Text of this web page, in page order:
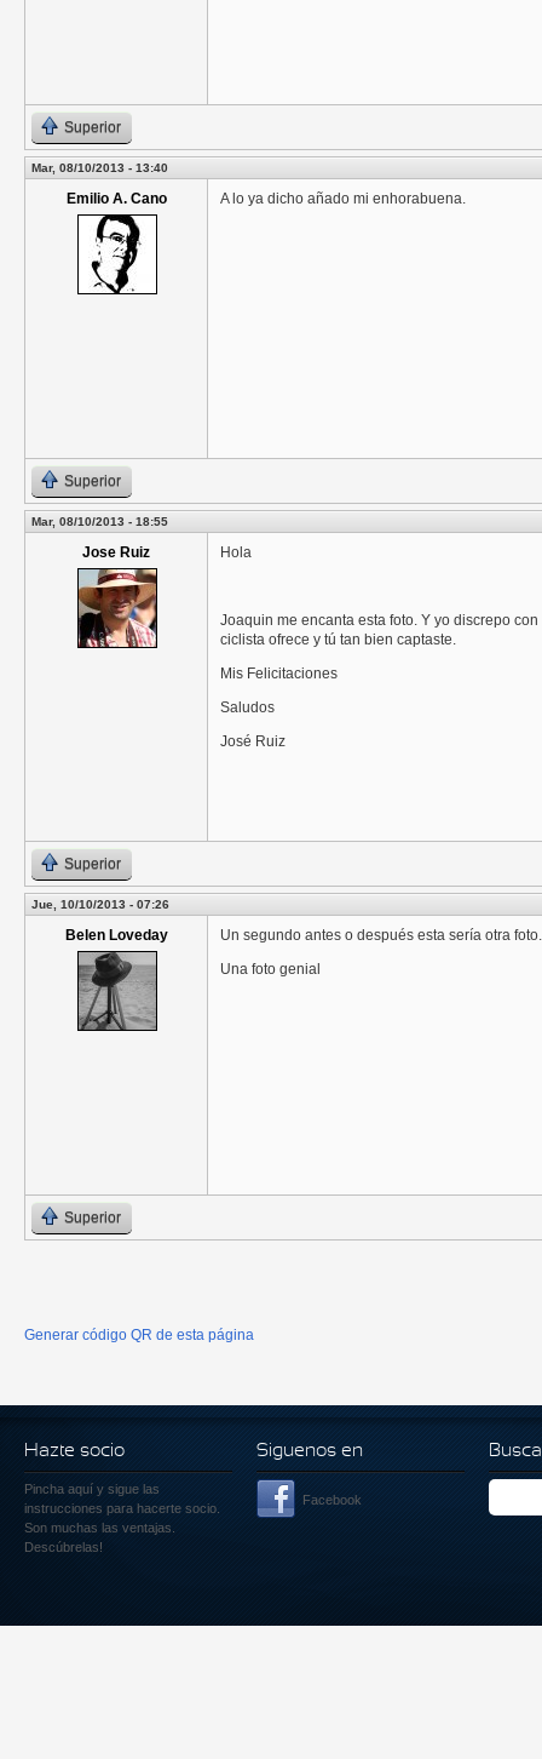
Superior
Mar, 08/10/2013 - 13:40
Emilio A. Cano A lo ya dicho añado mi enhorabuena.
Superior
Mar, 08/10/2013 - 18:55
Jose Ruiz Hola
Joaquin me encanta esta foto. Y yo discrepo
ciclista ofrece y tú tan bien captaste.
Mis Felicitaciones
Saludos
José Ruiz
Superior
Jue, 10/10/2013 - 07:26
Belen Loveday
Un segundo antes o después esta sería otra
Una foto genial
Superior
Generar código QR de esta página
Hazte socio
Pincha aquí y sigue las
instrucciones para hacerte socio.
Son muchas las ventajas.
Descúbrelas!
Siguenos en
Facebook